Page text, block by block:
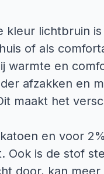
kleur lichtbruin
of als
warmte en
afzakken en
maakt het
en voor
Ook is de stof
door, kan